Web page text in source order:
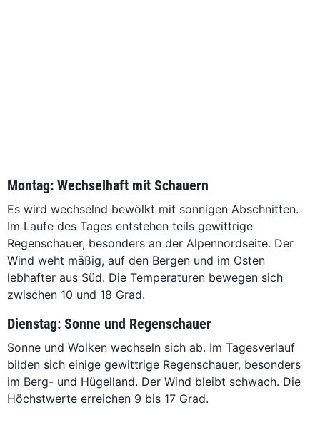
Montag: Wechselhaft mit Schauern
Es wird wechselnd bewölkt mit sonnigen Abschnitten.
Im Laufe des Tages entstehen teils gewittrige
Regenschauer, besonders an der Alpennordseite. Der
Wind weht mäßig, auf den Bergen und im Osten
lebhafter aus Süd. Die Temperaturen bewegen sich
zwischen 10 und 18 Grad.
Dienstag: Sonne und Regenschauer
Sonne und Wolken wechseln sich ab. Im Tagesverlauf
bilden sich einige gewittrige Regenschauer, besonders
im Berg- und Hügelland. Der Wind bleibt schwach. Die
Höchstwerte erreichen 9 bis 17 Grad.